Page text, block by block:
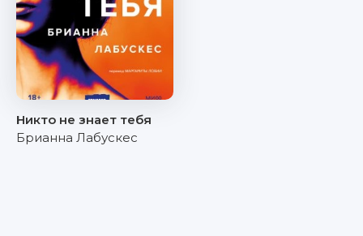
Никто не знает тебя
Брианна Лабускес